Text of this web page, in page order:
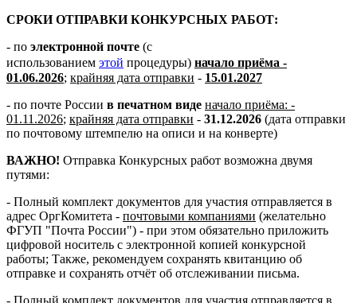
СРОКИ ОТПРАВКИ КОНКУРСНЫХ РАБОТ:
- по электронной почте (с
использованием этой процедуры) начало приёма -
01.06.2026; крайняя дата отправки - 15.01.2027
- по почте России в печатном виде начало приёма: -
01.11.2026; крайняя дата отправки - 31.12.2026 (дата отправки
по почтовому штемпелю на описи и на конверте)
ВАЖНО! Отправка Конкурсных работ возможна двумя
путями:
- Полный комплект документов для участия отправляется в
адрес ОргКомитета - почтовыми компаниями (желательно
ФГУП "Почта России") - при этом обязательно приложить
цифровой носитель с электронной копией конкурсной
работы; Также, рекомендуем сохранять квитанцию об
отправке и сохранять отчёт об отслеживании письма.
- Полный комплект документов для участия отправляется в